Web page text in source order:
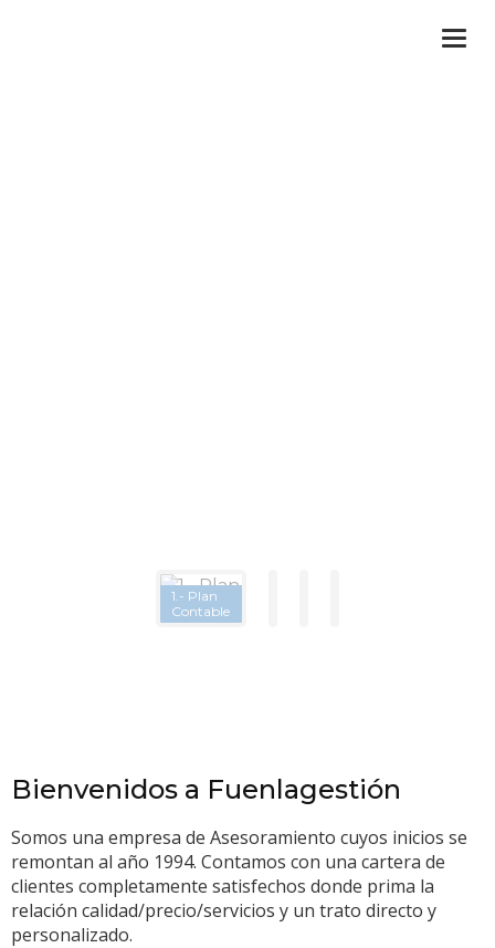
1.- Plan
Contable
Bienvenidos a Fuenlagestión
Somos una empresa de Asesoramiento cuyos inicios se
remontan al año 1994. Contamos con una cartera de
clientes completamente satisfechos donde prima la
relación calidad/precio/servicios y un trato directo y
personalizado.